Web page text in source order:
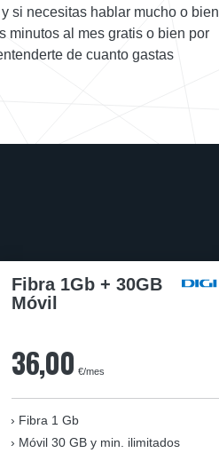
si necesitas hablar mucho o bien
minutos al mes gratis o bien por
de cuanto gastas
Fibra 1Gb + 30GB
Móvil
36,00 €/mes
Fibra 1 Gb
Móvil 30 GB y min. ilimitados